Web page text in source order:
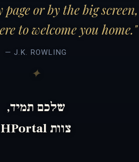
page or by the big
to welcome you home."
— J.K. ROWLING
שלכם תמיד,
צוות HPortal